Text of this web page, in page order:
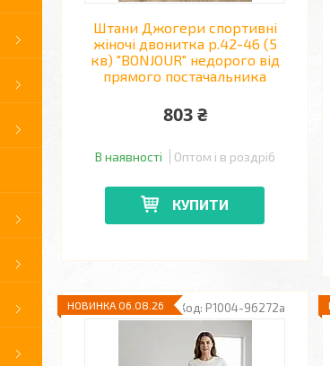
Штани Джогери спортивні
жіночі двонитка р.42-46 (5
кв) "BONJOUR" недорого від
прямого постачальника
803 ₴
В наявності Оптом і в роздріб
КУПИТИ
P1004-96272a
НОВИНКА 06.08.26